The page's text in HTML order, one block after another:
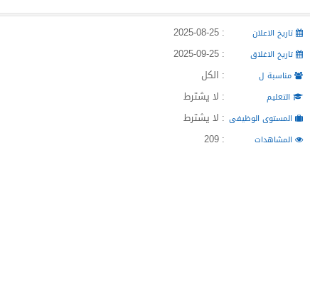
تاريخ الاعلان : 2025-08-25
تاريخ الاغلاق : 2025-09-25
مناسبة ل : الكل
التعليم : لا يشترط
المستوى الوظيفى : لا يشترط
المشاهدات : 209